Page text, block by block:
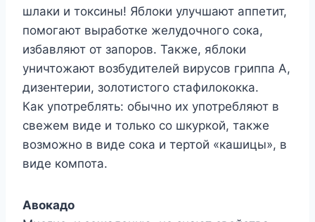
шлаки и токсины! Яблоки улучшают аппетит,
помогают выработке желудочного сока,
избавляют от запоров. Также, яблоки
уничтожают возбудителей вирусов гриппа А,
дизентерии, золотистого стафилококка.
Как употреблять: обычно их употребляют в
свежем виде и только со шкуркой, также
возможно в виде сока и тертой «кашицы», в
виде компота.
Авокадо